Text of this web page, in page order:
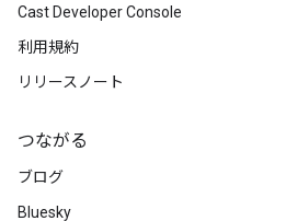
Cast Developer Console
利用規約
リリースノート
つながる
ブログ
Bluesky